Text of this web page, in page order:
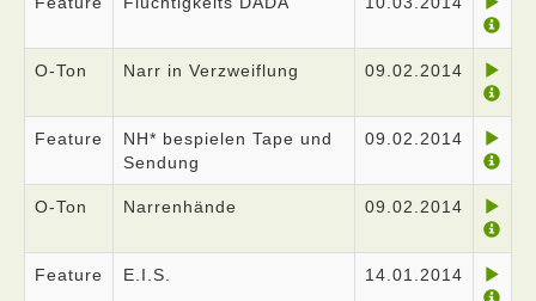
O-Ton Narr in Verzweiflung 09.02.2014
Feature
NH* bespielen Tape und
Sendung
09.02.2014
O-Ton Narrenhände 09.02.2014
Feature E.I.S. 14.01.2014